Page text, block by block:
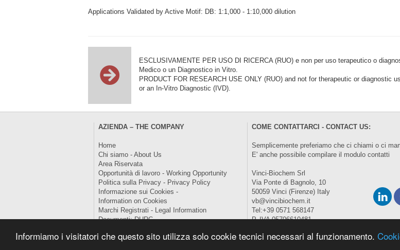
Informiamo i visitatori che questo sito utilizza solo cookie tecnici necessari al funzionamento.
Applications Validated by Active Motif: DB: 1:1,000 - 1:10,000 dilution
ESCLUSIVAMENTE PER USO DI RICERCA (RUO) e non per uso terapeutico o
Medico o un Diagnostico in Vitro.
PRODUCT FOR RESEARCH USE ONLY (RUO) and not for therapeutic or diagnostic
or an In-Vitro Diagnostic (IVD).
AZIENDA – THE COMPANY
Home
Chi siamo - About Us
Area Riservata
Opportunità di lavoro - Working Opportunity
Politica sulla Privacy - Privacy Policy
Informazione sui Cookies -
Information on Cookies
Marchi Registrati - Legal Information
Documenti: DURC
COME CONTATTARCI - CONTACT US:
Semplicemente preferiamo che ci chiami o ci
E' anche possibile compilare il modulocontatti
Vinci-Biochem Srl
Via Ponte di Bagnolo, 10
50059 Vinci (Firenze) Italy
vb@vincibiochem.it
Tel:+39 0571 568147
P. IVA 05706610481
Copyright © 2026 All Rights Reserved.